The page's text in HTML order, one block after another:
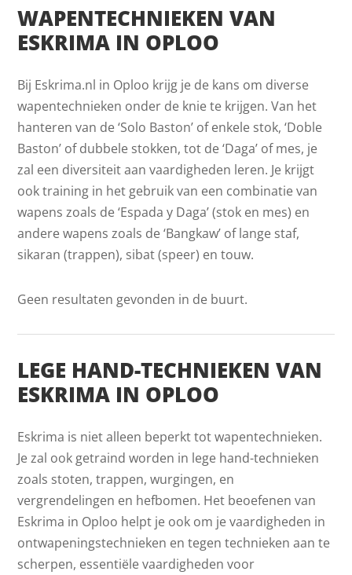
WAPENTECHNIEKEN VAN
ESKRIMA IN OPLOO
Bij Eskrima.nl in Oploo krijg je de kans om diverse
wapentechnieken onder de knie te krijgen. Van het
hanteren van de ‘Solo Baston’ of enkele stok, ‘Doble
Baston’ of dubbele stokken, tot de ‘Daga’ of mes, je
zal een diversiteit aan vaardigheden leren. Je krijgt
ook training in het gebruik van een combinatie van
wapens zoals de ‘Espada y Daga’ (stok en mes) en
andere wapens zoals de ‘Bangkaw’ of lange staf,
sikaran (trappen), sibat (speer) en touw.
Geen resultaten gevonden in de buurt.
LEGE HAND-TECHNIEKEN VAN
ESKRIMA IN OPLOO
Eskrima is niet alleen beperkt tot wapentechnieken.
Je zal ook getraind worden in lege hand-technieken
zoals stoten, trappen, wurgingen, en
vergrendelingen en hefbomen. Het beoefenen van
Eskrima in Oploo helpt je ook om je vaardigheden in
ontwapeningstechnieken en tegen technieken aan te
scherpen, essentiële vaardigheden voor